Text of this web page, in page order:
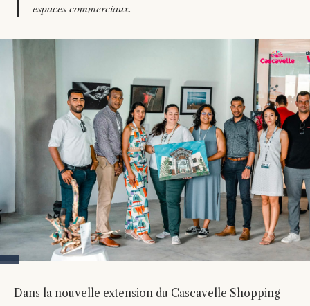
espaces commerciaux.
Dans la nouvelle extension du Cascavelle Shopping